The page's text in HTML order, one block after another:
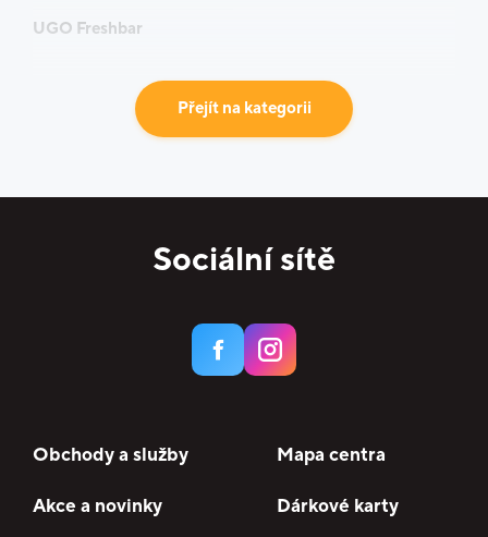
UGO Freshbar
Přejít na kategorii
Sociální sítě
Obchody a služby Mapa centra
Akce a novinky Dárkové karty